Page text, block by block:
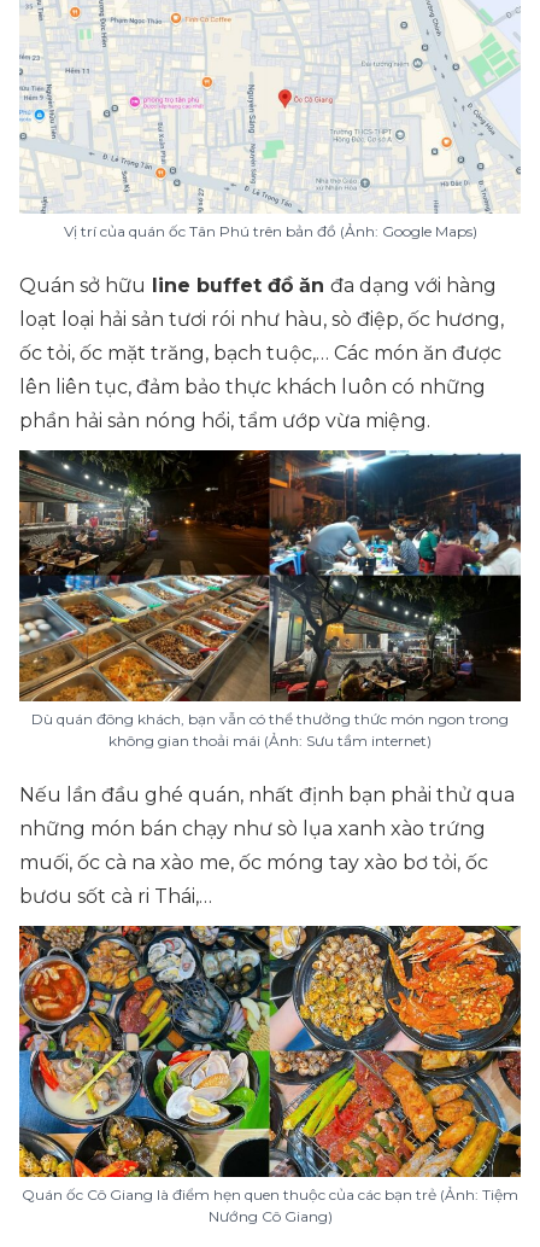
Vị trí của quán ốc Tân Phú trên bản đồ (Ảnh: Google Maps)
Quán sở hữu line buffet đồ ăn đa dạng với hàng
loạt loại hải sản tươi rói như hàu, sò điệp, ốc hương,
ốc tỏi, ốc mặt trăng, bạch tuộc,… Các món ăn được
lên liên tục, đảm bảo thực khách luôn có những
phần hải sản nóng hổi, tẩm ướp vừa miệng.
Dù quán đông khách, bạn vẫn có thể thưởng thức món ngon trong
không gian thoải mái (Ảnh: Sưu tầm internet)
Nếu lần đầu ghé quán, nhất định bạn phải thử qua
những món bán chạy như sò lụa xanh xào trứng
muối, ốc cà na xào me, ốc móng tay xào bơ tỏi, ốc
bươu sốt cà ri Thái,…
Quán ốc Cô Giang là điểm hẹn quen thuộc của các bạn trẻ (Ảnh: Tiệm
Nướng Cô Giang)